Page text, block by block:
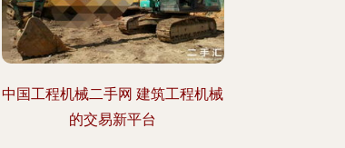
中国工程机械二手网 建筑工程机械
的交易新平台